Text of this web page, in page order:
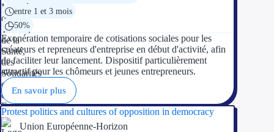
Ressources
Blog
entre 1 et 3 mois
50%
Exonération temporaire de cotisations sociales pour les
créateurs et repreneurs d'entreprise en début d'activité, afin
de faciliter leur lancement. Dispositif particulièrement
attractif pour les chômeurs et jeunes entrepreneurs.
En savoir plus
Protest politics and cultures of opposition in democracy
Union Européenne-Horizon